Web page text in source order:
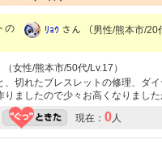
の
ﾘｮｳ さん （男性/熊本市/20
女性/熊本市/50代/Lv.17）
、切れたブレスレットの修理、ダ
りましたので少々お高くなりまし
現在： 0人